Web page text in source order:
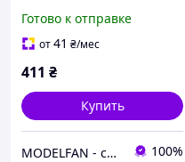
16039
Готово к отправке
от41 ₴/мес
411 ₴
Купить
MODELFAN - сборные пластиковые модели и товары для моделирования 100%